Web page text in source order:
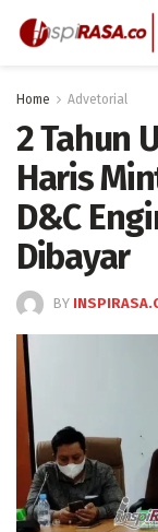
Home Advetorial
2 Tahun
Haris
D&C
Dibayar
BY